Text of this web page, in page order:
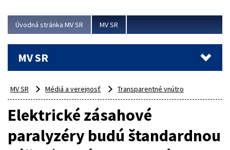
Úvodná stránka MV SR MV SR
MV SR
MV SR Médiá a verejnosť Transparentné vnútro
Elektrické zásahové
paralyzéry budú štandardnou